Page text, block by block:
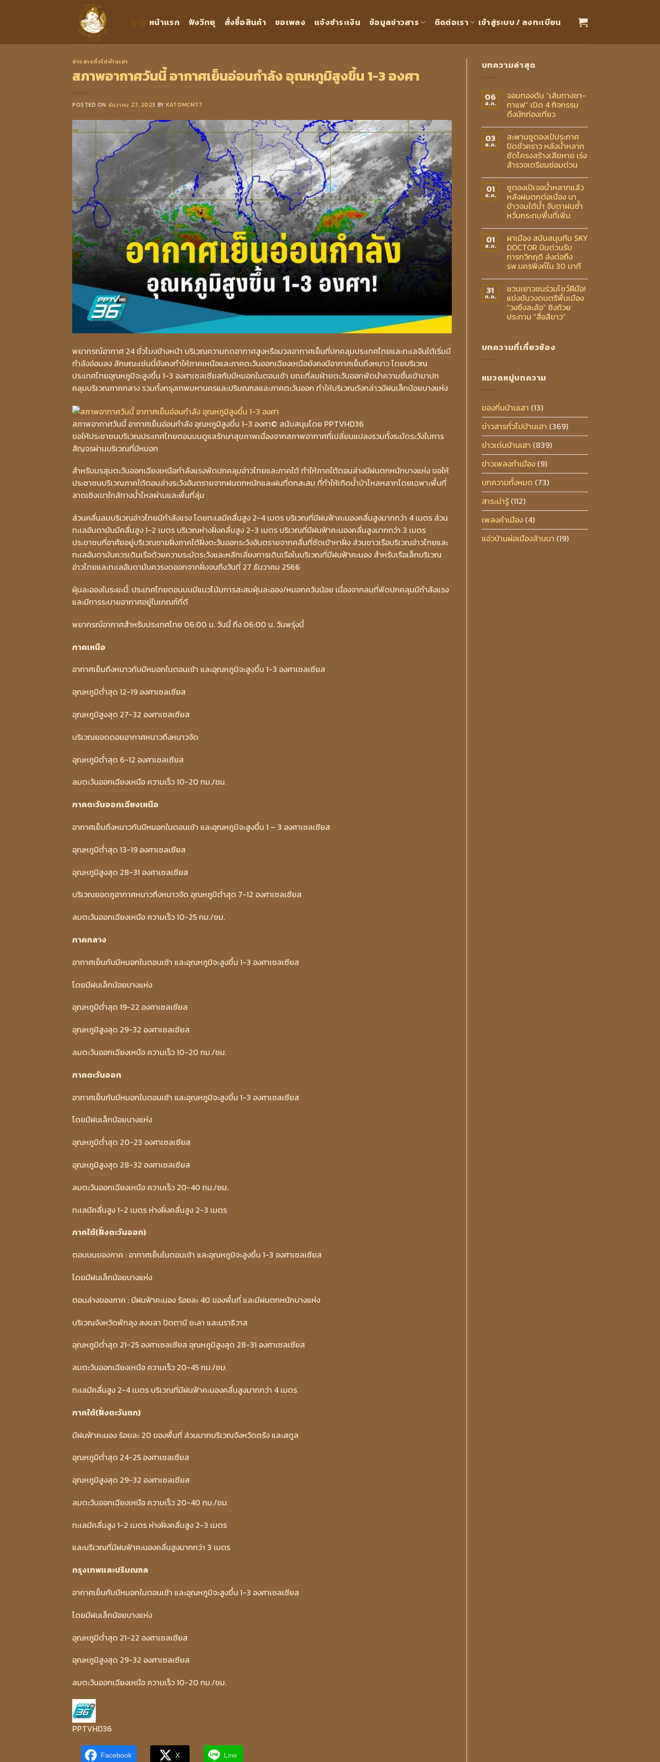
หน้าแรก ฟังวิทยุ สั่งซื้อสินค้า ขอเพลง แจ้งชำระเงิน ข้อมูลข่าวสาร ติดต่อเรา เข้าสู่ระบบ / ลงทะเบียน
ข่าวสารทั่วไปบ้านเฮา
สภาพอากาศวันนี้ อากาศเย็นอ่อนกำลัง อุณหภูมิสูงขึ้น 1-3 องศา
POSTED ON ธันวาคม 27, 2023 BY KATOMCM77
พยากรณ์อากาศ 24 ชั่วโมงข้างหน้า บริเวณความกดอากาศสูงหรือมวลอากาศเย็นที่ปกคลุมประเทศไทยและทะเลจีนใต้เริ่มมี
กำลังอ่อนลง ลักษณะเช่นนี้ยังคงทำให้ภาคเหนือและภาคตะวันออกเฉียงเหนือยังคงมีอากาศเย็นถึงหนาว โดยบริเวณ
ประเทศไทยอุณหภูมิจะสูงขึ้น 1-3 องศาเซลเซียสกับมีหมอกในตอนเช้า ขณะที่ลมฝ่ายตะวันออกพัดนำความชื้นเข้ามาปก
คลุมบริเวณภาคกลาง รวมทั้งกรุงเทพมหานครและปริมณฑลและภาคตะวันออก ทำให้บริเวณดังกล่าวมีฝนเล็กน้อยบางแห่ง
สภาพอากาศวันนี้ อากาศเย็นอ่อนกำลัง อุณหภูมิสูงขึ้น 1-3 องศา© สนับสนุนโดย PPTVHD36
ขอให้ประชาชนบริเวณประเทศไทยตอนบนดูแลรักษาสุขภาพเนื่องจากสภาพอากาศที่เปลี่ยนแปลงรวมทั้งระมัดระวังในการ
สัญจรผ่านบริเวณที่มีหมอก
สำหรับมรสุมตะวันออกเฉียงเหนือกำลังแรงพัดปกคลุมอ่าวไทยและภาคใต้ ทำให้ภาคใต้ตอนล่างมีฝนตกหนักบางแห่ง ขอให้
ประชาชนบริเวณภาคใต้ตอนล่างระวังอันตรายจากฝนตกหนักและฝนที่ตกสะสม ที่ทำให้เกิดน้ำป่าไหลหลากโดยเฉพาะพื้นที่
ลาดเชิงเขาใกล้ทางน้ำไหลผ่านและพื้นที่ลุ่ม
ส่วนคลื่นลมบริเวณอ่าวไทยมีกำลังแรง โดยทะเลมีคลื่นสูง 2-4 เมตร บริเวณที่มีฝนฟ้าคะนองคลื่นสูงมากกว่า 4 เมตร ส่วน
ทะเลอันดามันมีคลื่นสูง 1-2 เมตร บริเวณห่างฝั่งคลื่นสูง 2-3 เมตร บริเวณที่มีฝนฟ้าคะนองคลื่นสูงมากกว่า 3 เมตร
ประชาชนที่อาศัยอยู่บริเวณชายฝั่งภาคใต้ฝั่งตะวันออกระวังอันตรายจากคลื่นที่ซัดเข้าหาฝั่ง ส่วนชาวเรือบริเวณอ่าวไทยและ
ทะเลอันดามันควรเดินเรือด้วยความระมัดระวังและหลีกเลี่ยงการเดินเรือในบริเวณที่มีฝนฟ้าคะนอง สำหรับเรือเล็กบริเวณ
อ่าวไทยและทะเลอันดามันควรงดออกจากฝั่งจนถึงวันที่ 27 ธันวาคม 2566
ฝุ่นละอองในระยะนี้: ประเทศไทยตอนบนมีแนวโน้มการสะสมฝุ่นละออง/หมอกควันน้อย เนื่องจากลมที่พัดปกคลุมมีกำลังแรง
และมีการระบายอากาศอยู่ในเกณฑ์ที่ดี
พยากรณ์อากาศสำหรับประเทศไทย 06:00 น. วันนี้ ถึง 06:00 น. วันพรุ่งนี้
ภาคเหนือ
อากาศเย็นถึงหนาวกับมีหมอกในตอนเช้า และอุณหภูมิจะสูงขึ้น 1-3 องศาเซลเซียส
อุณหภูมิต่ำสุด 12-19 องศาเซลเซียส
อุณหภูมิสูงสุด 27-32 องศาเซลเซียส
บริเวณยอดดอยอากาศหนาวถึงหนาวจัด
อุณหภูมิต่ำสุด 6-12 องศาเซลเซียส
ลมตะวันออกเฉียงเหนือ ความเร็ว 10-20 กม./ชม.
ภาคตะวันออกเฉียงเหนือ
อากาศเย็นถึงหนาวกับมีหมอกในตอนเช้า และอุณหภูมิจะสูงขึ้น 1 – 3 องศาเซลเซียส
อุณหภูมิต่ำสุด 13-19 องศาเซลเซียส
อุณหภูมิสูงสุด 28-31 องศาเซลเซียส
บริเวณยอดภูอากาศหนาวถึงหนาวจัด อุณหภูมิต่ำสุด 7-12 องศาเซลเซียส
ลมตะวันออกเฉียงเหนือ ความเร็ว 10-25 กม./ชม.
ภาคกลาง
อากาศเย็นกับมีหมอกในตอนเช้า และอุณหภูมิจะสูงขึ้น 1-3 องศาเซลเซียส
โดยมีฝนเล็กน้อยบางแห่ง
อุณหภูมิต่ำสุด 19-22 องศาเซลเซียส
อุณหภูมิสูงสุด 29-32 องศาเซลเซียส
ลมตะวันออกเฉียงเหนือ ความเร็ว 10-20 กม./ชม.
ภาคตะวันออก
อากาศเย็นกับมีหมอกในตอนเช้า และอุณหภูมิจะสูงขึ้น 1-3 องศาเซลเซียส
โดยมีฝนเล็กน้อยบางแห่ง
อุณหภูมิต่ำสุด 20-23 องศาเซลเซียส
อุณหภูมิสูงสุด 28-32 องศาเซลเซียส
ลมตะวันออกเฉียงเหนือ ความเร็ว 20-40 กม./ชม.
ทะเลมีคลื่นสูง 1-2 เมตร ห่างฝั่งคลื่นสูง 2-3 เมตร
ภาคใต้(ฝั่งตะวันออก)
ตอนบนของภาค : อากาศเย็นในตอนเช้า และอุณหภูมิจะสูงขึ้น 1-3 องศาเซลเซียส
โดยมีฝนเล็กน้อยบางแห่ง
ตอนล่างของภาค : มีฝนฟ้าคะนอง ร้อยละ 40 ของพื้นที่ และมีฝนตกหนักบางแห่ง
บริเวณจังหวัดพัทลุง สงขลา ปัตตานี ยะลา และนราธิวาส
อุณหภูมิต่ำสุด 21-25 องศาเซลเซียส อุณหภูมิสูงสุด 28-31 องศาเซลเซียส
ลมตะวันออกเฉียงเหนือ ความเร็ว 20-45 กม./ชม.
ทะเลมีคลื่นสูง 2-4 เมตร บริเวณที่มีฝนฟ้าคะนองคลื่นสูงมากกว่า 4 เมตร
ภาคใต้(ฝั่งตะวันตก)
มีฝนฟ้าคะนอง ร้อยละ 20 ของพื้นที่ ส่วนมากบริเวณจังหวัดตรัง และสตูล
อุณหภูมิต่ำสุด 24-25 องศาเซลเซียส
อุณหภูมิสูงสุด 29-32 องศาเซลเซียส
ลมตะวันออกเฉียงเหนือ ความเร็ว 20-40 กม./ชม.
ทะเลมีคลื่นสูง 1-2 เมตร ห่างฝั่งคลื่นสูง 2-3 เมตร
และบริเวณที่มีฝนฟ้าคะนองคลื่นสูงมากกว่า 3 เมตร
กรุงเทพและปริมณฑล
อากาศเย็นกับมีหมอกในตอนเช้า และอุณหภูมิจะสูงขึ้น 1-3 องศาเซลเซียส
โดยมีฝนเล็กน้อยบางแห่ง
อุณหภูมิต่ำสุด 21-22 องศาเซลเซียส
อุณหภูมิสูงสุด 29-32 องศาเซลเซียส
ลมตะวันออกเฉียงเหนือ ความเร็ว 10-20 กม./ชม.
PPTVHD36
Facebook X Line
บทความล่าสุด
06
ส.ค.
จอมทองดัน “เส้นทางชา-
กาแฟ” เปิด 4 กิจกรรม
ดึงนักท่องเที่ยว
03
ส.ค.
สะพานซูตองเป้ประกาศ
ปิดชั่วคราว หลังน้ำหลาก
ซัดโครงสร้างเสียหาย เร่ง
สำรวจเตรียมซ่อมด่วน
01
ส.ค.
ซูตองเป้เจอน้ำหลากแล้ว
หลังฝนตกต่อเนื่อง นา
ข้าวจมใต้น้ำ จับตาฝนซ้ำ
หวั่นกระทบพื้นที่เพิ่ม
01
ส.ค.
ผาเมือง สนับสนุนทีม SKY
DOCTOR บินด่วนรับ
ทารกวิกฤติ ส่งต่อถึง
รพ.นครพิงค์ใน 30 นาที
31
ก.ค.
ชวนเยาวชนร่วมโชว์ฝีมือ!
แข่งขันวงดนตรีพื้นเมือง
“วงซึงสะล้อ” ชิงถ้วย
ประทาน “สื่อสีขาว”
บทความที่เกี่ยวข้อง
หมวดหมู่บทความ
ของกิ๋นบ้านเฮา (13)
ข่าวสารทั่วไปบ้านเฮา (369)
ข่าวเด่นบ้านเฮา (839)
ข่าวเพลงกำเมือง(9)
บทความทั้งหมด (73)
สาระน่ารู้(112)
เพลงคำเมือง(4)
แอ่วบ้านผ่อเมืองล้านนา (19)